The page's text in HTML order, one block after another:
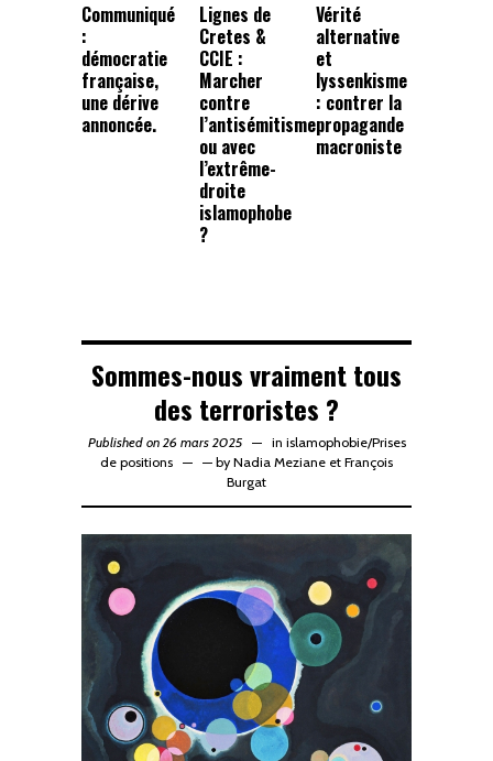
Communiqué
:
démocratie
française,
une dérive
annoncée.
Lignes de
Cretes &
CCIE :
Marcher
contre
l’antisémitisme
ou avec
l’extrême-
droite
islamophobe
?
Vérité
alternative
et
lyssenkisme
: contrer la
propagande
macroniste
Sommes-nous vraiment tous
des terroristes ?
Published on 26 mars 2025 in islamophobie/Prises
de positions
— by Nadia Meziane et François
Burgat